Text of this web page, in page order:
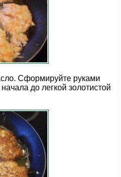
Сформируйте руками
до легкой золотистой